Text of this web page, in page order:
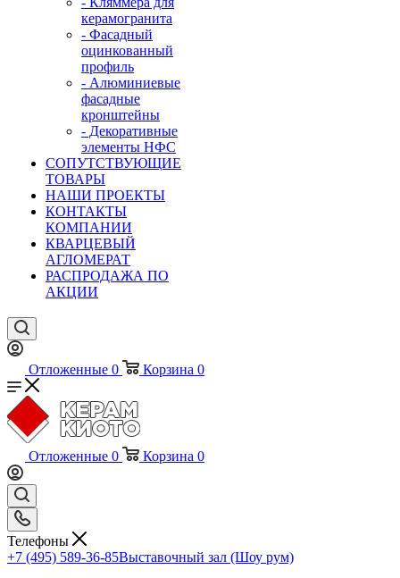
керамогранита
- Фасадный
оцинкованный
профиль
- Алюминиевые
фасадные
кронштейны
- Декоративные
элементы НФС
СОПУТСТВУЮЩИЕ
ТОВАРЫ
НАШИ ПРОЕКТЫ
КОНТАКТЫ
КОМПАНИИ
КВАРЦЕВЫЙ
АГЛОМЕРАТ
РАСПРОДАЖА ПО
АКЦИИ
Отложенные 0 Корзина 0
Отложенные 0 Корзина 0
Телефоны
+7 (495) 589-36-85Выставочный зал (Шоу рум)